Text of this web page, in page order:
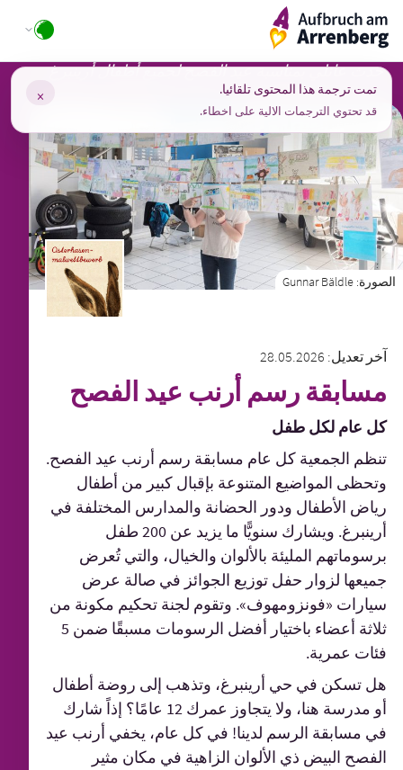
Skip
content
ArrenbergApp
حدث عائلي بمناسبة عيد الفصح لجميع أطفال أرينبرغ
الصورة:
آخر تعديل: 28.05.2026
مسابقة رسم أرنب عيد الفصح
كل عام لكل طفل
تنظم الجمعية كل عام مسابقة رسم أرنب عيد الفصح.
وتحظى المواضيع المتنوعة بإقبال كبير من أطفال
رياض الأطفال ودور الحضانة والمدارس المختلفة في
أرينبرغ. ويشارك سنويًّا ما يزيد عن 200 طفل
برسوماتهم المليئة بالألوان والخيال، والتي تُعرض
جميعها لزوار حفل توزيع الجوائز في صالة عرض
سيارات «فونزومهوف». وتقوم لجنة تحكيم مكونة من
ثلاثة أعضاء باختيار أفضل الرسومات مسبقًا ضمن 5
فئات عمرية.
هل تسكن في حي أرينبرغ، وتذهب إلى روضة أطفال
أو مدرسة هنا، ولا يتجاوز عمرك 12 عامًا؟ إذاً شارك
في مسابقة الرسم لدينا! في كل عام، يخفي أرنب عيد
الفصح البيض ذي الألوان الزاهية في مكان مثير
تمت ترجمة هذا المحتوى تلقائيا.
قد تحتوي الترجمات الالية على اخطاء.
×